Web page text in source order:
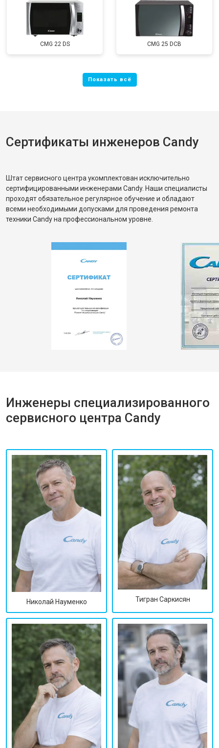
CMG 22 DS CMG 25 DCB
Сертификаты инженеров Candy
Штат сервисного центра укомплектован исключительно
сертифицированными инженерами Candy. Наши специалисты
проходят обязательное регулярное обучение и обладают
всеми необходимыми допусками для проведения ремонта
техники Candy на профессиональном уровне.
Инженеры специализированного
сервисного центра Candy
Николай Науменко Тигран Саркисян